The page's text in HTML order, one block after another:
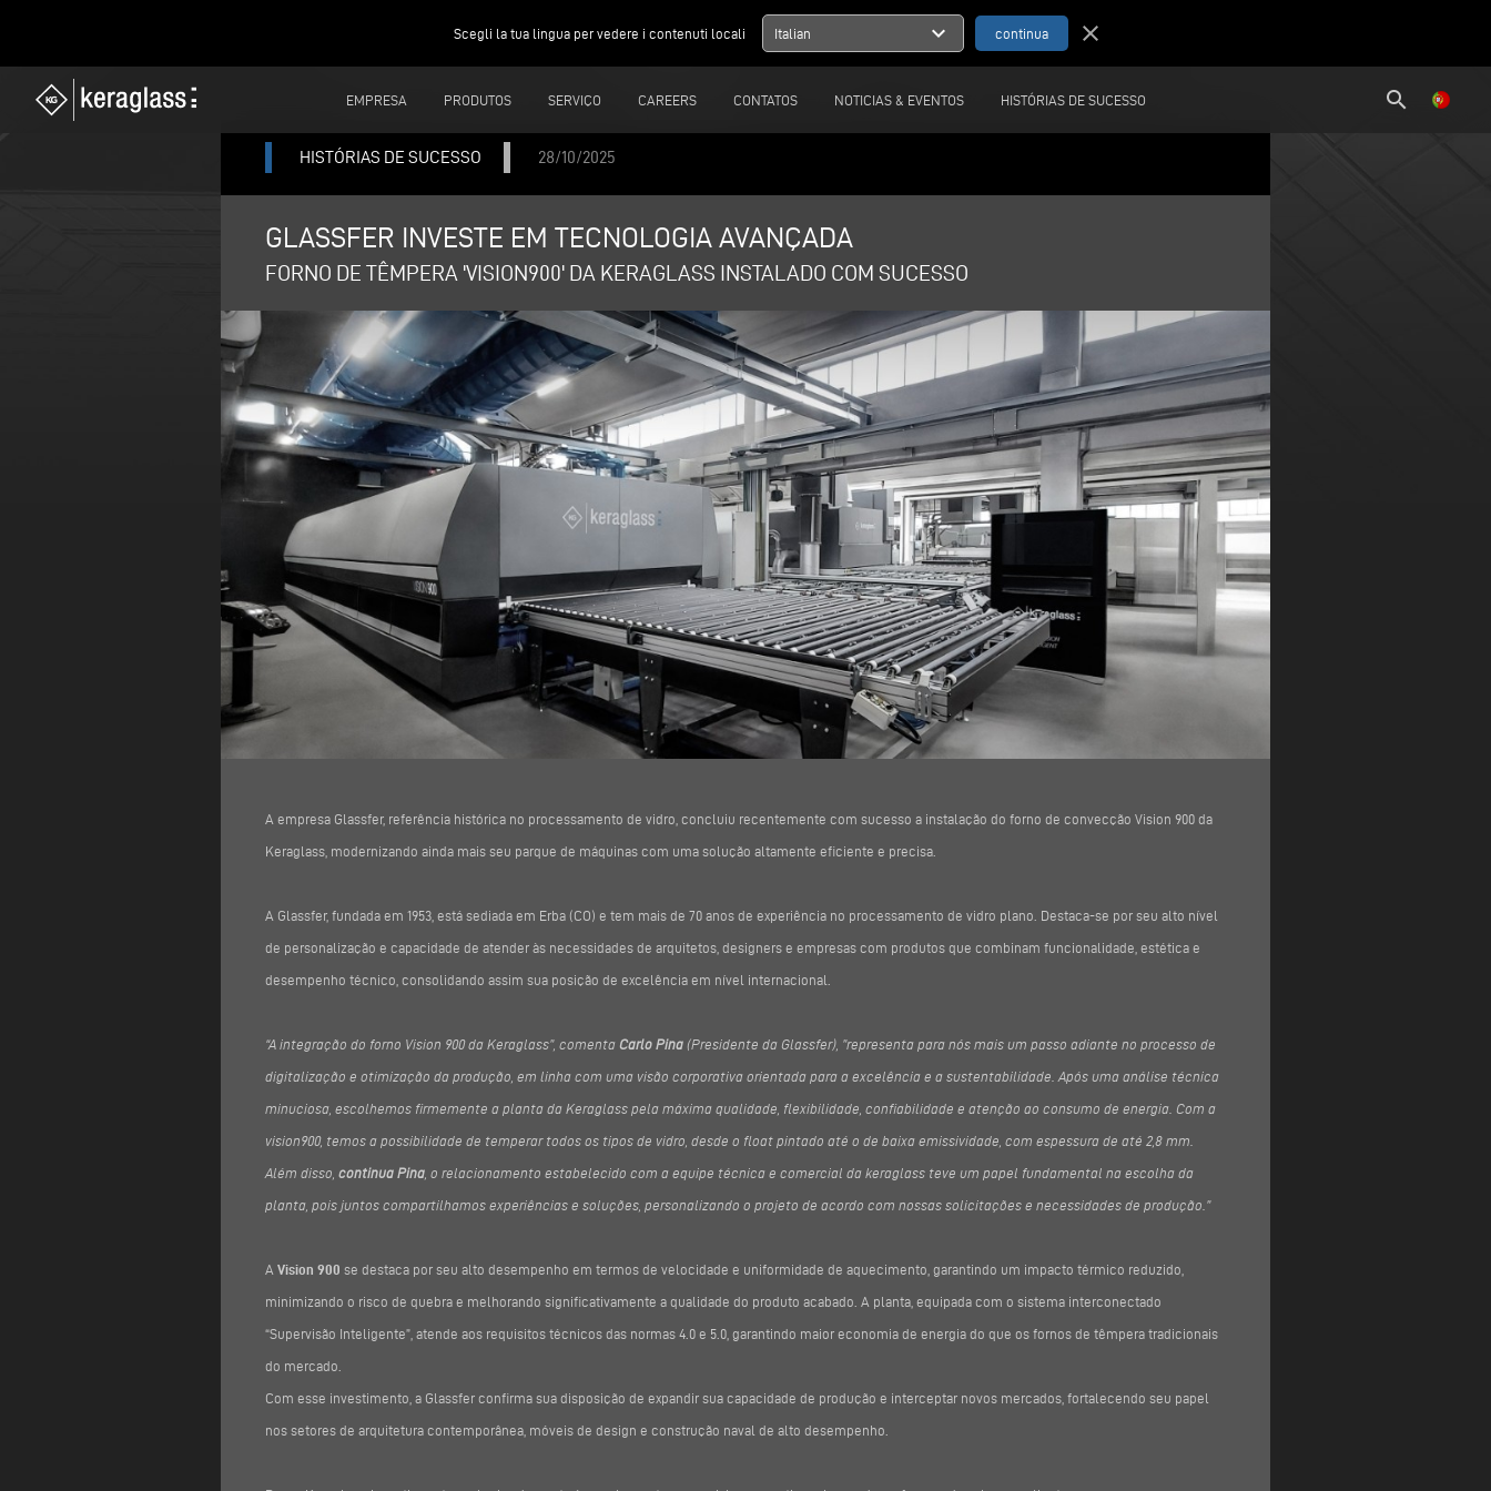
Scegli la tua lingua per vedere i contenuti locali Italian expand_more close
EMPRESA PRODUTOS SERVIÇO CAREERS CONTATOS NOTICIAS & EVENTOS HISTÓRIAS DE SUCESSO search
HISTÓRIAS DE SUCESSO 28/10/2025
GLASSFER INVESTE EM TECNOLOGIA AVANÇADA
FORNO DE TÊMPERA 'VISION900' DA KERAGLASS INSTALADO COM SUCESSO
A empresa Glassfer, referência histórica no processamento de vidro, concluiu recentemente com sucesso a instalação do forno de convecção Vision 900 da
Keraglass, modernizando ainda mais seu parque de máquinas com uma solução altamente eficiente e precisa.
A Glassfer, fundada em 1953, está sediada em Erba (CO) e tem mais de 70 anos de experiência no processamento de vidro plano. Destaca-se por seu alto nível
de personalização e capacidade de atender às necessidades de arquitetos, designers e empresas com produtos que combinam funcionalidade, estética e
desempenho técnico, consolidando assim sua posição de excelência em nível internacional.
“A integração do forno Vision 900 da Keraglass”, comenta Carlo Pina (Presidente da Glassfer), ”representa para nós mais um passo adiante no processo de
digitalização e otimização da produção, em linha com uma visão corporativa orientada para a excelência e a sustentabilidade. Após uma análise técnica
minuciosa, escolhemos firmemente a planta da Keraglass pela máxima qualidade, flexibilidade, confiabilidade e atenção ao consumo de energia. Com a
vision900, temos a possibilidade de temperar todos os tipos de vidro, desde o float pintado até o de baixa emissividade, com espessura de até 2,8 mm.
Além disso, continua Pina , o relacionamento estabelecido com a equipe técnica e comercial da keraglass teve um papel fundamental na escolha da
planta, pois juntos compartilhamos experiências e soluções, personalizando o projeto de acordo com nossas solicitações e necessidades de produção.”
A Vision 900 se destaca por seu alto desempenho em termos de velocidade e uniformidade de aquecimento, garantindo um impacto térmico reduzido,
minimizando o risco de quebra e melhorando significativamente a qualidade do produto acabado. A planta, equipada com o sistema interconectado
“Supervisão Inteligente”, atende aos requisitos técnicos das normas 4.0 e 5.0, garantindo maior economia de energia do que os fornos de têmpera tradicionais
do mercado.
Com esse investimento, a Glassfer confirma sua disposição de expandir sua capacidade de produção e interceptar novos mercados, fortalecendo seu papel
nos setores de arquitetura contemporânea, móveis de design e construção naval de alto desempenho.